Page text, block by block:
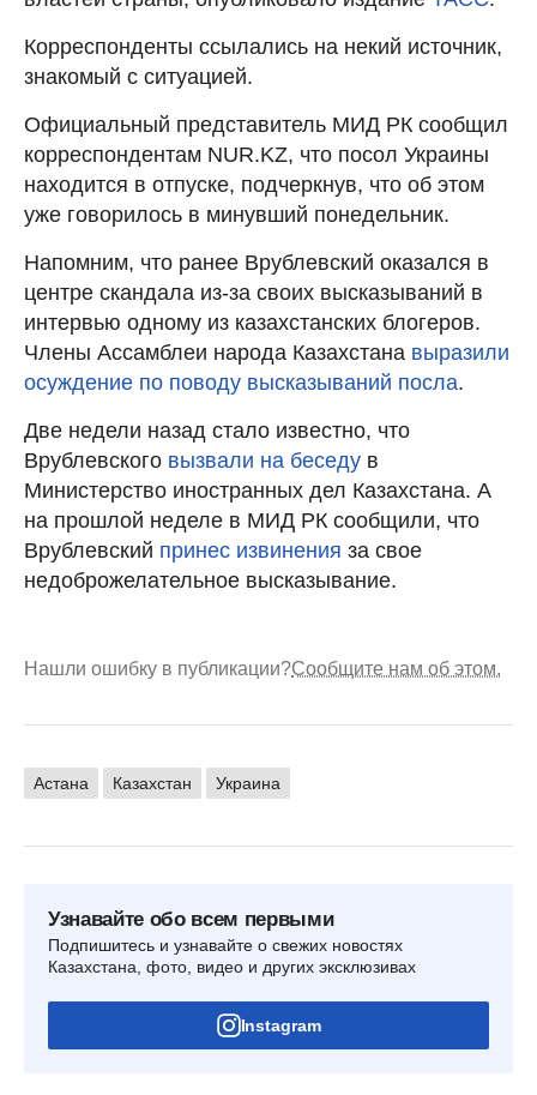
Корреспонденты ссылались на некий источник,
знакомый с ситуацией.
Официальный представитель МИД РК сообщил
корреспондентам NUR.KZ, что посол Украины
находится в отпуске, подчеркнув, что об этом
уже говорилось в минувший понедельник.
Напомним, что ранее Врублевский оказался в
центре скандала из-за своих высказываний в
интервью одному из казахстанских блогеров.
Члены Ассамблеи народа Казахстана выразили
осуждение по поводу высказываний посла.
Две недели назад стало известно, что
Врублевского вызвали на беседу в
Министерство иностранных дел Казахстана. А
на прошлой неделе в МИД РК сообщили, что
Врублевский принес извинения за свое
недоброжелательное высказывание.
Нашли ошибку в публикации?Сообщите нам об этом.
Астана Казахстан Украина
Узнавайте обо всем первыми
Подпишитесь и узнавайте о свежих новостях
Казахстана, фото, видео и других эксклюзивах
Instagram